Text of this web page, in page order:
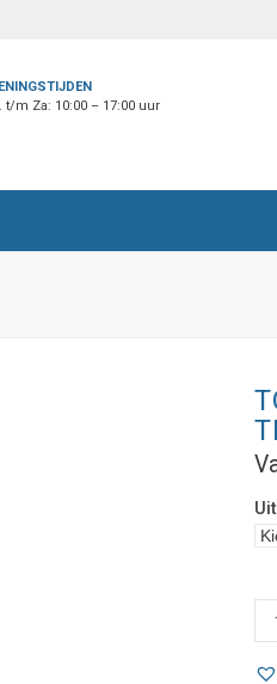
t/m Za: 10:00 – 17:00 uur
Oh